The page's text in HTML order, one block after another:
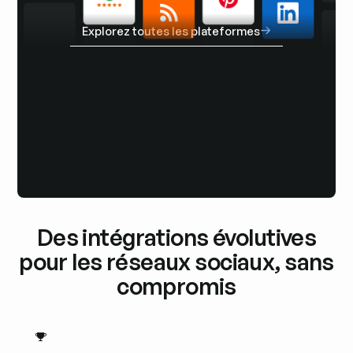
Explorez toutes les plateformes
Explorez toutes les plateformes
Des intégrations évolutives
pour les réseaux sociaux, sans
compromis